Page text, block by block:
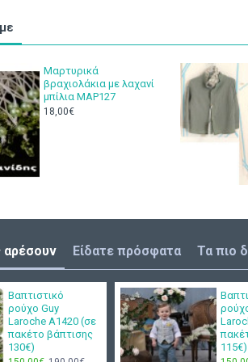
Μαρτυρικά
βραχιολάκια με λαχανί
μπίλια ΜΑΡ127
18,00€
αρέσουν Είδατε πρόσφατα Τα πιο
Βαπτιστικό
ρούχο Guy
Laroche Α1420 (σε
πακέτο βάπτισης
130€)
115€)